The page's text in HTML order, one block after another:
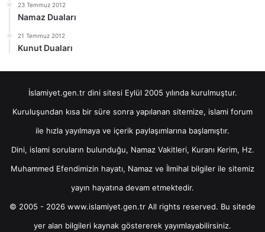
23 Temmuz 2012
Namaz Duaları
21 Temmuz 2012
Kunut Duaları
İslamiyet.gen.tr dini sitesi Eylül 2005 yılında kurulmuştur.
Kuruluşundan kısa bir süre sonra yapılanan sitemize, islami forum
ile hızla yayılmaya ve içerik paylaşımlarına başlamıştır.
Dini, islami soruların bulunduğu, Namaz Vakitleri, Kuranı Kerim, Hz.
Muhammed Efendimizin hayatı, Namaz ve İlmihal bilgiler ile sitemiz
yayın hayatına devam etmektedir.
© 2005 - 2026 www.islamiyet.gen.tr All rights reserved. Bu sitede
yer alan bilgileri kaynak göstererek yayımlayabilirsiniz.